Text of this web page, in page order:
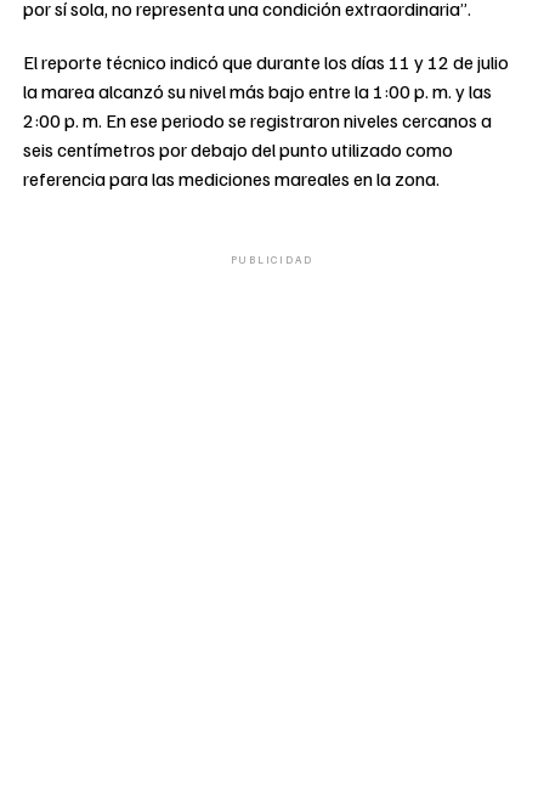
por sí sola, no representa una condición extraordinaria”.
El reporte técnico indicó que durante los días 11 y 12 de julio
la marea alcanzó su nivel más bajo entre la 1:00 p. m. y las
2:00 p. m. En ese periodo se registraron niveles cercanos a
seis centímetros por debajo del punto utilizado como
referencia para las mediciones mareales en la zona.
PUBLICIDAD